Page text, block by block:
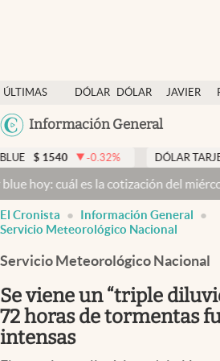
ÚLTIMAS
NOTICIAS
DÓLAR
DÓLAR
JAVIER
Información General
Dólar
Members
Economía y Política
Finanzas y Mercados
Mercados Online
Otras secciones
Apertura
-0.32% DÓLAR TARJETA $ 1976
es la cotización del miércoles 5 de
El Cronista
Información General
Servicio Meteorológico Nacional
Servicio Meteorológico Nacional
Se viene un “triple
72 horas de tormentas
intensas